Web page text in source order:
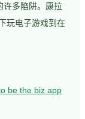
许多陷阱。康拉
玩电子游戏到在
be the biz app